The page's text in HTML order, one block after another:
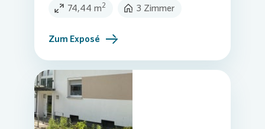
74,44 m2 3 Zimmer
Zum Exposé